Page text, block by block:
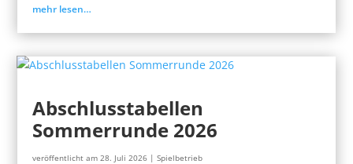
mehr lesen…
Abschlusstabellen
Sommerrunde 2026
veröffentlicht am 28. Juli 2026 |Spielbetrieb